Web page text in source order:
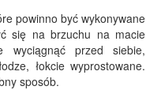
powinno być wykonywane
się na brzuchu na macie
wyciągnąć przed siebie,
łokcie wyprostowane.
sposób.